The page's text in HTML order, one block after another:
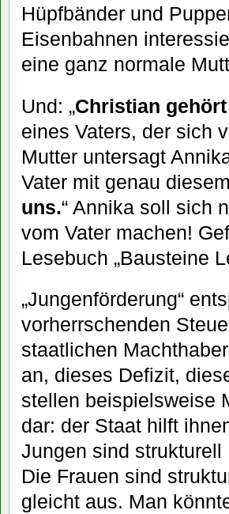
Hüpfbänder und
Eisenbahnen
eine ganz normale
Und: „Christian
eines Vaters, der sich
Mutter untersagt
Vater mit genau
uns.“ Annika soll sich
vom Vater machen!
Lesebuch „Bausteine
„Jungenförderung“
vorherrschenden
staatlichen
an, dieses Defizit,
stellen beispielsweise
dar: der Staat hilft
Jungen sind
Die Frauen sind
gleicht aus. Man